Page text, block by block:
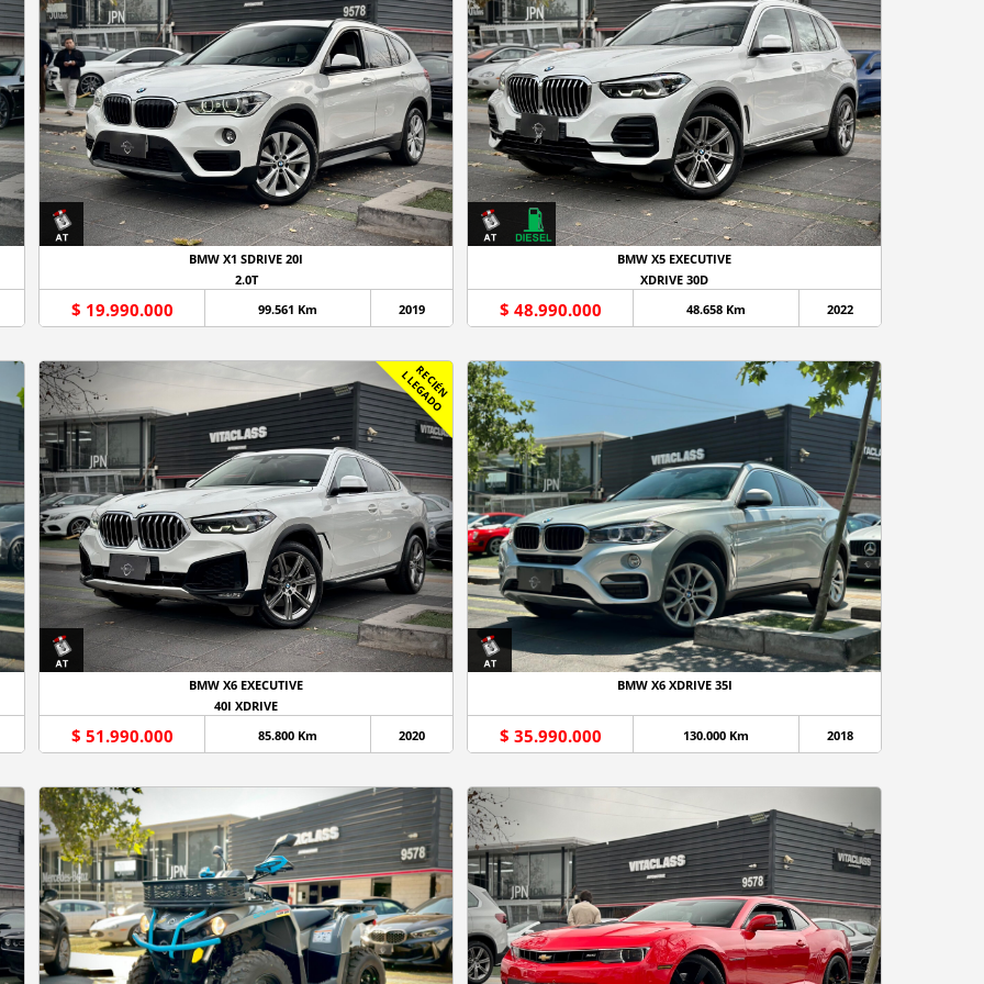
BMW X1 SDRIVE 20I
2.0T
$ 19.990.000 99.561 Km 2019
BMW X5 EXECUTIVE
XDRIVE 30D
$ 48.990.000 48.658 Km 2022
R
E
C
I
É
N
L
L
E
G
A
D
O
BMW X6 EXECUTIVE
40I XDRIVE
$ 51.990.000 85.800 Km 2020
BMW X6 XDRIVE 35I
$ 35.990.000 130.000 Km 2018